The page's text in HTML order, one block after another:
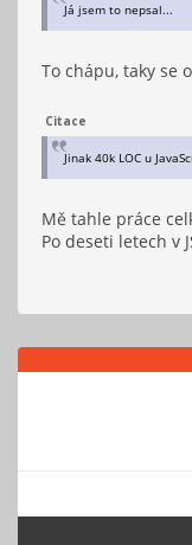
Já jsem to nepsal...
To chápu, taky se
Citace
Jinak 40k LOC u
Mě tahle práce
Po deseti letech v